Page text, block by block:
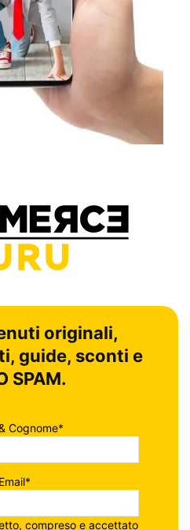
originali,
guide, sconti e
SPAM.
Cognome*
Email*
compreso e accettato